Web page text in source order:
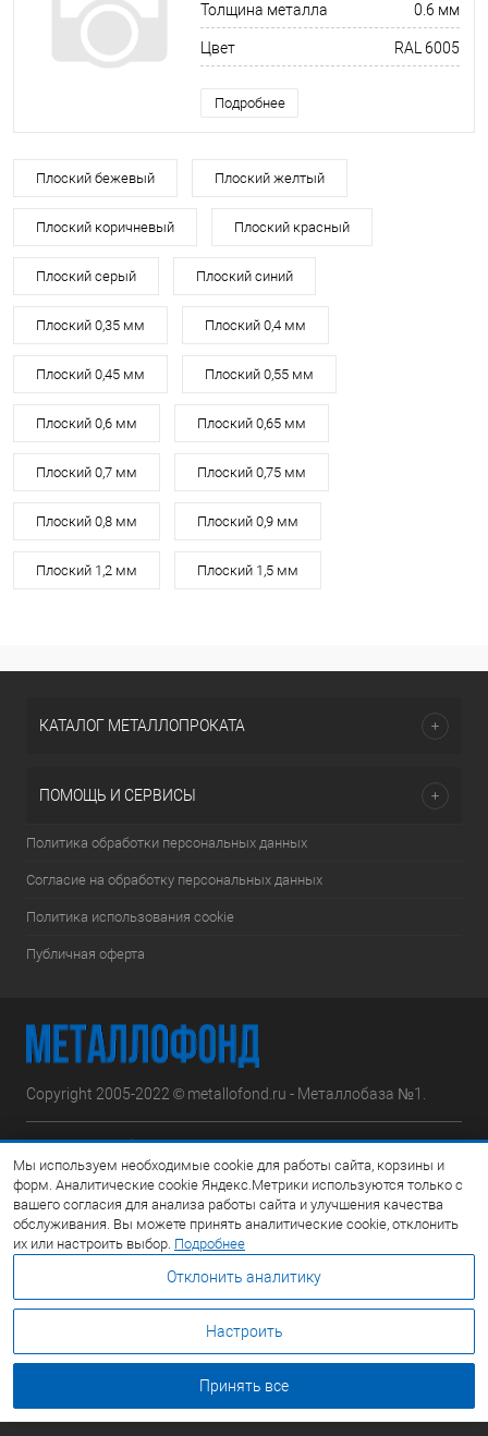
Толщина металла 0.6 мм
Цвет RAL 6005
Подробнее
Плоский бежевый Плоский желтый
Плоский коричневый Плоский красный
Плоский серый Плоский синий
Плоский 0,35 мм Плоский 0,4 мм
Плоский 0,45 мм Плоский 0,55 мм
Плоский 0,6 мм Плоский 0,65 мм
Плоский 0,7 мм Плоский 0,75 мм
Плоский 0,8 мм Плоский 0,9 мм
Плоский 1,2 мм Плоский 1,5 мм
КАТАЛОГ МЕТАЛЛОПРОКАТА
ПОМОЩЬ И СЕРВИСЫ
Политика обработки персональных данных
Согласие на обработку персональных данных
Политика использования cookie
Публичная оферта
Copyright 2005-2022 © metallofond.ru - Металлобаза №1.
Московская область, Ступинский р-н, д.Сотниково,
ул.Железнодорожная, вл.30
Посмотреть на карте
8 (495) 308-42-78
Email:info@metallofond.ru
Мы используем необходимые cookie для работы сайта, корзины и
форм. Аналитические cookie Яндекс.Метрики используются только с
вашего согласия для анализа работы сайта и улучшения качества
обслуживания. Вы можете принять аналитические cookie, отклонить
их или настроить выбор. Подробнее
Отклонить аналитику
Настроить
Принять все